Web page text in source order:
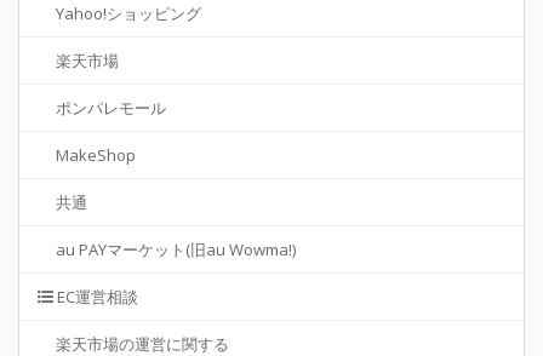
Yahoo!ショッピング
楽天市場
ポンパレモール
MakeShop
共通
au PAYマーケット(旧au Wowma!)
EC運営相談
楽天市場の運営に関する